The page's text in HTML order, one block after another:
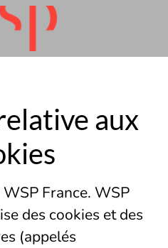
aux
France. WSP
des cookies et des
(appelés